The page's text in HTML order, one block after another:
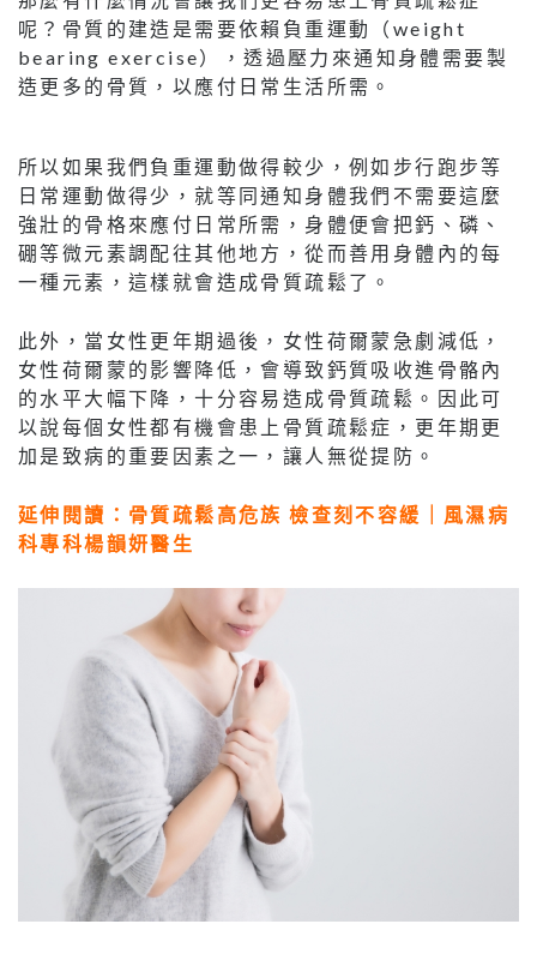
呢？骨質的建造是需要依賴負重運動（weight
bearing exercise），透過壓力來通知身體需要製
造更多的骨質，以應付日常生活所需。
所以如果我們負重運動做得較少，例如步行跑步等
日常運動做得少，就等同通知身體我們不需要這麼
強壯的骨格來應付日常所需，身體便會把鈣、磷、
硼等微元素調配往其他地方，從而善用身體內的每
一種元素，這樣就會造成骨質疏鬆了。
此外，當女性更年期過後，女性荷爾蒙急劇減低，
女性荷爾蒙的影響降低，會導致鈣質吸收進骨骼內
的水平大幅下降，十分容易造成骨質疏鬆。因此可
以說每個女性都有機會患上骨質疏鬆症，更年期更
加是致病的重要因素之一，讓人無從提防。
延伸閱讀：骨質疏鬆高危族 檢查刻不容緩｜風濕病
科專科楊韻妍醫生